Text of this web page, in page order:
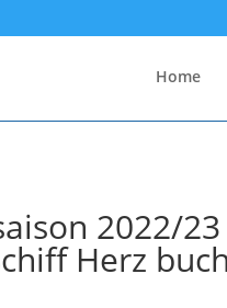
Home
2022/
Herz